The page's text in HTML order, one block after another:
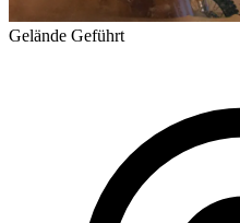
Gelände Geführt